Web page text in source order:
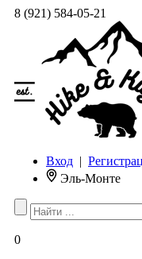
8 (921) 584-05-21
Вход |
Эль-Монте
0